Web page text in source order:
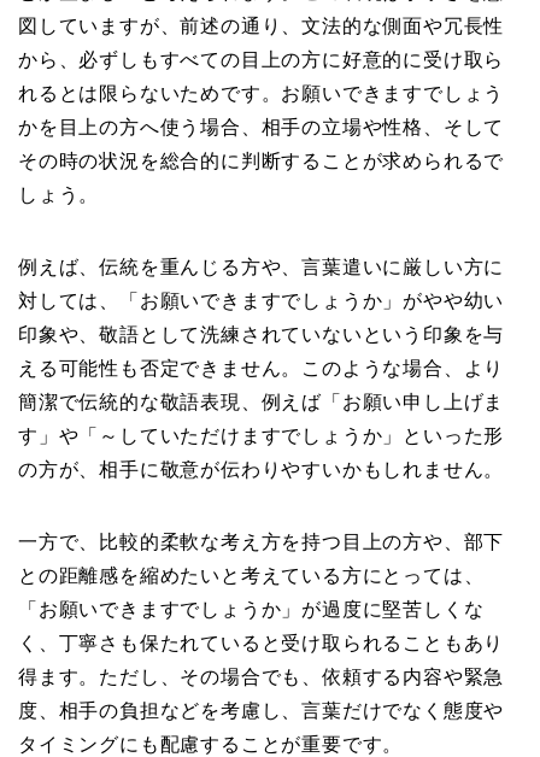
図していますが、前述の通り、文法的な側面や冗長性
から、必ずしもすべての目上の方に好意的に受け取ら
れるとは限らないためです。お願いできますでしょう
かを目上の方へ使う場合、相手の立場や性格、そして
その時の状況を総合的に判断することが求められるで
しょう。
例えば、伝統を重んじる方や、言葉遣いに厳しい方に
対しては、「お願いできますでしょうか」がやや幼い
印象や、敬語として洗練されていないという印象を与
える可能性も否定できません。このような場合、より
簡潔で伝統的な敬語表現、例えば「お願い申し上げま
す」や「～していただけますでしょうか」といった形
の方が、相手に敬意が伝わりやすいかもしれません。
一方で、比較的柔軟な考え方を持つ目上の方や、部下
との距離感を縮めたいと考えている方にとっては、
「お願いできますでしょうか」が過度に堅苦しくな
く、丁寧さも保たれていると受け取られることもあり
得ます。ただし、その場合でも、依頼する内容や緊急
度、相手の負担などを考慮し、言葉だけでなく態度や
タイミングにも配慮することが重要です。